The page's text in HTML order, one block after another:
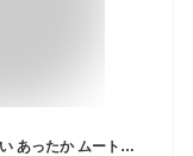
【MILASIC公式】ムートン風インソール 暖かい あったか ムートン風 ボア インソール 男女兼用 中敷き 靴 温かい 防寒 寒さ対策 保温 ブーツ スニーカー 長靴 秋 冬 秋冬 春 もこもこ ふわふわ レディース メンズ キッズ 底冷え 冷え性